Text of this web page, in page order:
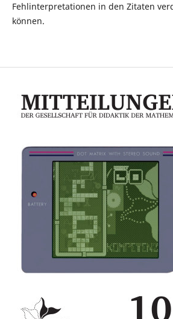
Fehlinterpretationen in den Zitaten
können.